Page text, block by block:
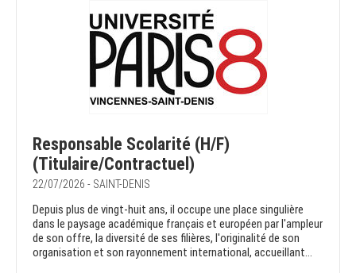
Responsable Scolarité (H/F)
(Titulaire/Contractuel)
22/07/2026 - SAINT-DENIS
Depuis plus de vingt-huit ans, il occupe une place singulière
dans le paysage académique français et européen par l'ampleur
de son offre, la diversité de ses filières, l'originalité de son
organisation et son rayonnement international, accueillant...